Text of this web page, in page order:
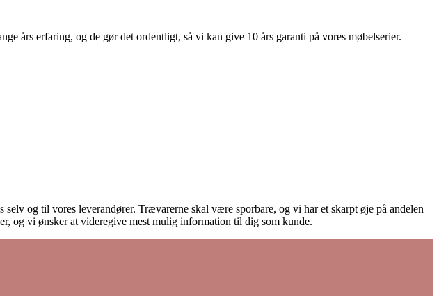
års erfaring, og de gør det ordentligt, så vi kan give 10 års garanti på vores møbelserier.
og til vores leverandører. Trævarerne skal være sporbare, og vi har et skarpt øje på andelen
og vi ønsker at videregive mest mulig information til dig som kunde.